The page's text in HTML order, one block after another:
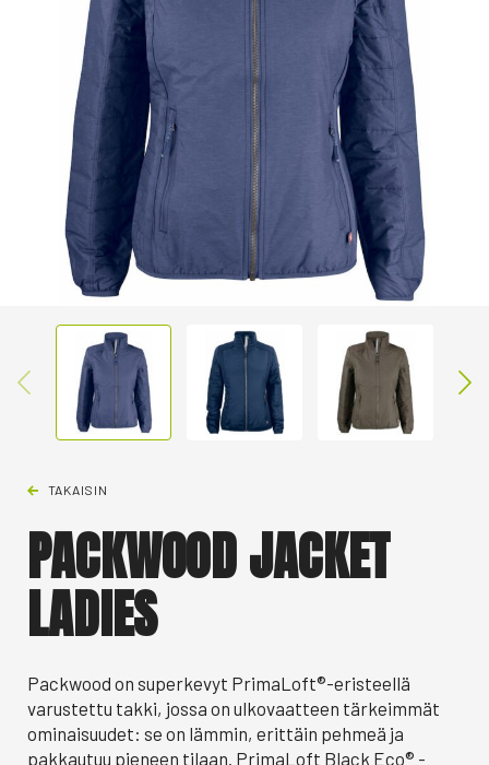
TAKAISIN
PACKWOOD JACKET
LADIES
Packwood on superkevyt PrimaLoft®-eristeellä
varustettu takki, jossa on ulkovaatteen tärkeimmät
ominaisuudet: se on lämmin, erittäin pehmeä ja
pakkautuu pieneen tilaan. PrimaLoft Black Eco® -